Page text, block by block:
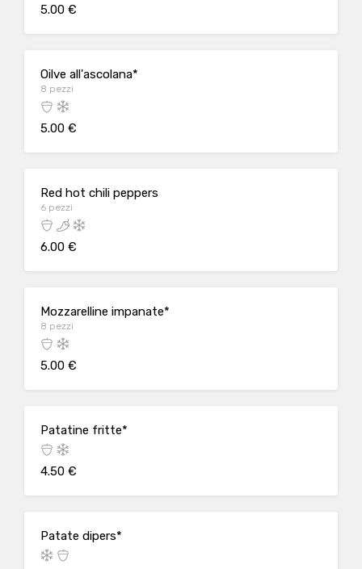
5.00 €
Oilve all'ascolana*
8 pezzi
5.00 €
Red hot chili peppers
6 pezzi
6.00 €
Mozzarelline impanate*
8 pezzi
5.00 €
Patatine fritte*
4.50 €
Patate dipers*